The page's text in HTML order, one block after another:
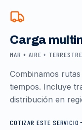
Carga
MAR + AIRE + TERRESTRE
Combinamos
tiempos. Incluye
distribución en
COTIZAR ESTE SERVICIO